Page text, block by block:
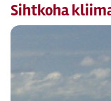
Sihtkoha